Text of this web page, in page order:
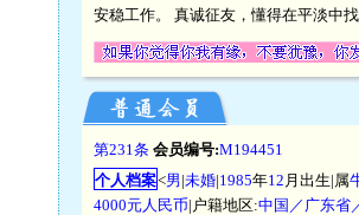
安稳工作。 真诚征友，懂得在平淡中
第231条 会员编号:M194451
个人档案<男|未婚|1985年12 月出生|属
4000元人民币|户籍地区:中国／广东省